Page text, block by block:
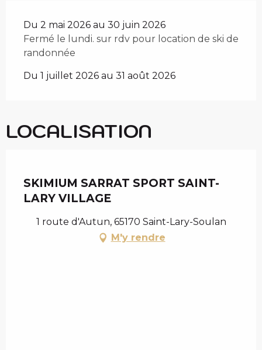
Du 2 mai 2026 au 30 juin 2026
Fermé le lundi. sur rdv pour location de ski de
randonnée
Du 1 juillet 2026 au 31 août 2026
LOCALISATION
SKIMIUM SARRAT SPORT SAINT-
LARY VILLAGE
1 route d'Autun, 65170 Saint-Lary-Soulan
M'y rendre